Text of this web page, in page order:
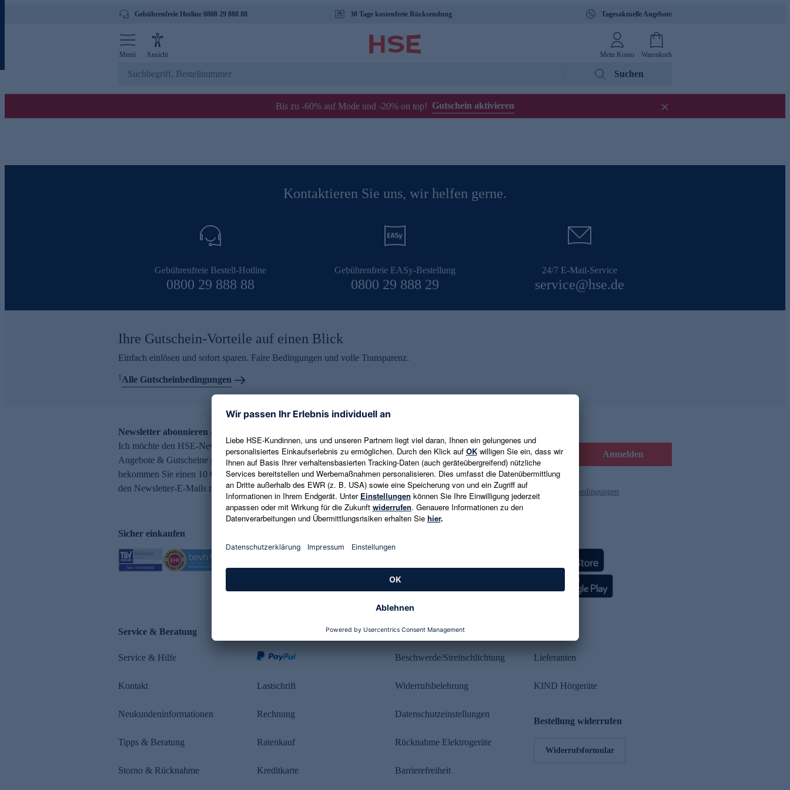
Gebührenfreie Hotline 0800 29 888 88 30 Tage kostenfreie Rücksendung Tagesaktuelle Angebote
Menü Ansicht Mein Konto Warenkorb
Suchen
Bis zu -60% auf Mode und -20% on top! Gutschein aktivieren
Kontaktieren Sie uns, wir helfen gerne.
Gebührenfreie Bestell-Hotline
0800 29 888 88
Gebührenfreie EASy-Bestellung
0800 29 888 29
24/7 E-Mail-Service
service@hse.de
Ihre Gutschein-Vorteile auf einen Blick
Einfach einlösen und sofort sparen. Faire Bedingungen und volle Transparenz.
1Alle Gutscheinbedingungen
Newsletter abonnieren – 10 € Gutschein erhalten
Ich möchte den HSE-Newsletter abonnieren und aktuelle Trends,
Angebote & Gutscheine per E-Mail erhalten. Als Dankeschön
bekommen Sie einen 10 € Gutschein. Eine Abmeldung ist jederzeit in
den Newsletter-E-Mails möglich.
E-Mail-Adresse eingeben Anmelden
Es gelten die Datenschutzrichtlinien und die Gutscheinbedingungen
Sicher einkaufen
Service & Beratung
Service & Hilfe
Kontakt
Neukundeninformationen
Tipps & Beratung
Storno & Rücknahme
Lastschrift
Rechnung
Ratenkauf
Kreditkarte
Rechtliches
Beschwerde/Streitschlichtung
Widerrufsbelehrung
Datenschutzeinstellungen
Rücknahme Elektrogeräte
Barrierefreiheit
Lieferanten
KIND Hörgeräte
Bestellung widerrufen
Widerrufsformular